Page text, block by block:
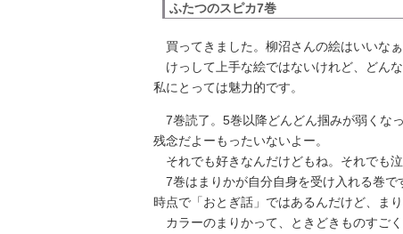
ふたつのスピカ7巻
買ってきました。柳沼さんの絵はいいなぁ
けっして上手な絵ではないけれど、どんな
私にとっては魅力的です。
7巻読了。5巻以降どんどん掴みが弱くな
残念だよーもったいないよー。
それでも好きなんだけどもね。それでも泣
7巻はまりかが自分自身を受け入れる巻で
時点で「おとぎ話」ではあるんだけど、ま
カラーのまりかって、ときどきものすごく